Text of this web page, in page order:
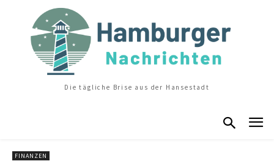
Die tägliche Brise aus der Hansestadt
FINANZEN